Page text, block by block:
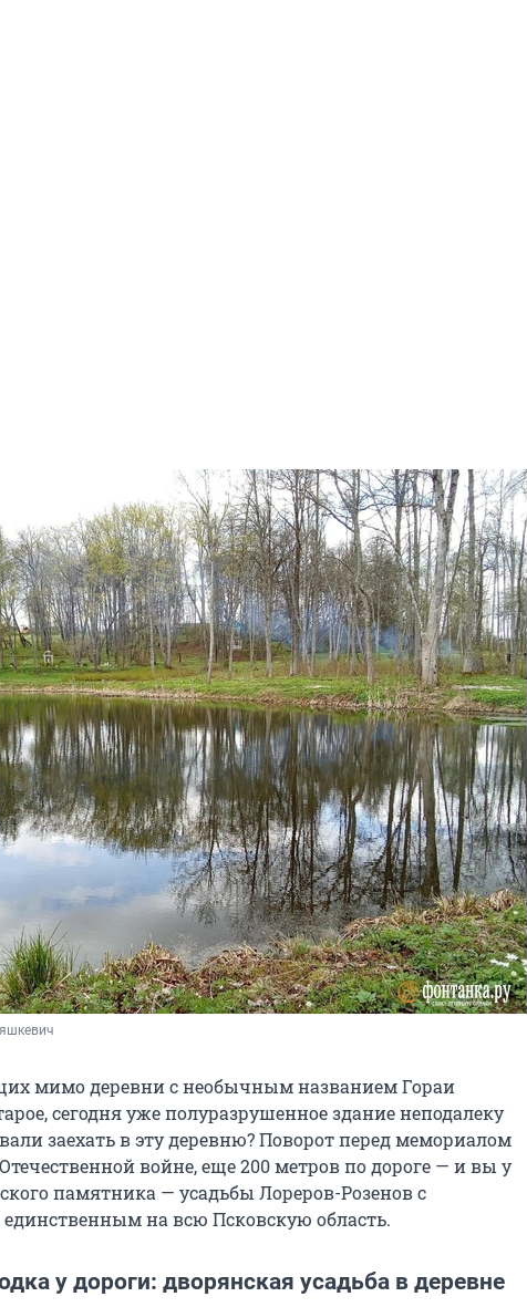
мимо деревни с необычным названием Гораи
сегодня уже полуразрушенное здание неподалеку
заехать в эту деревню? Поворот перед мемориалом
войне, еще 200 метров по дороге — и вы у
памятника — усадьбы Лореров-Розенов с
на всю Псковскую область.
у дороги: дворянская усадьба в деревне